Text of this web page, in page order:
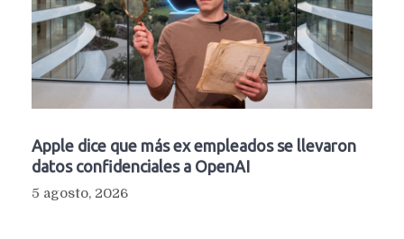
Apple dice que más ex empleados se llevaron
datos confidenciales a OpenAI
5 agosto, 2026